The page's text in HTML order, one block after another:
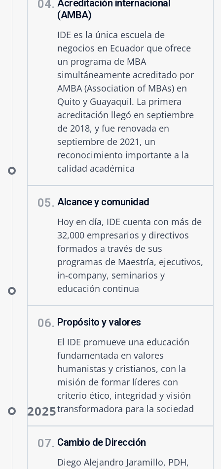
04. Acreditación internacional
(AMBA)
IDE es la única escuela de
negocios en Ecuador que ofrece
un programa de MBA
simultáneamente acreditado por
AMBA (Association of MBAs) en
Quito y Guayaquil. La primera
acreditación llegó en septiembre
de 2018, y fue renovada en
septiembre de 2021, un
reconocimiento importante a la
calidad académica
05. Alcance y comunidad
Hoy en día, IDE cuenta con más de
32,000 empresarios y directivos
formados a través de sus
programas de Maestría, ejecutivos,
in-company, seminarios y
educación continua
06. Propósito y valores
El IDE promueve una educación
fundamentada en valores
humanistas y cristianos, con la
misión de formar líderes con
criterio ético, integridad y visión
transformadora para la sociedad
2025
07. Cambio de Dirección
Diego Alejandro Jaramillo, PDH,